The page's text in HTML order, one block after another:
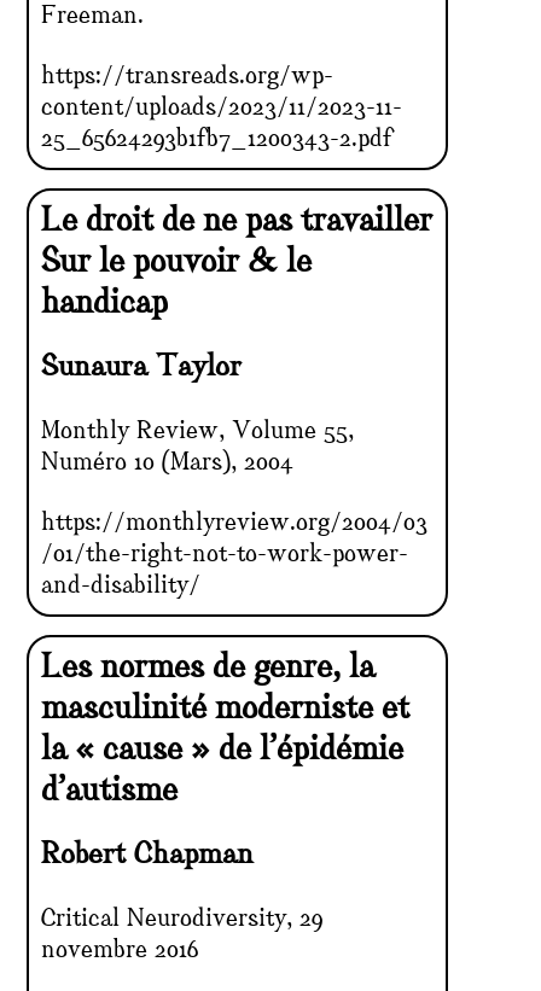
Freeman.
https://transreads.org/wp-
content/uploads/2023/11/2023-11-
25_65624293b1fb7_1200343-2.pdf
Le droit de ne pas travailler
Sur le pouvoir & le
handicap
Sunaura Taylor
Monthly Review, Volume 55,
Numéro 10 (Mars), 2004
https://monthlyreview.org/2004/03
/01/the-right-not-to-work-power-
and-disability/
Les normes de genre, la
masculinité moderniste et
la « cause » de l’épidémie
d’autisme
Robert Chapman
Critical Neurodiversity, 29
novembre 2016